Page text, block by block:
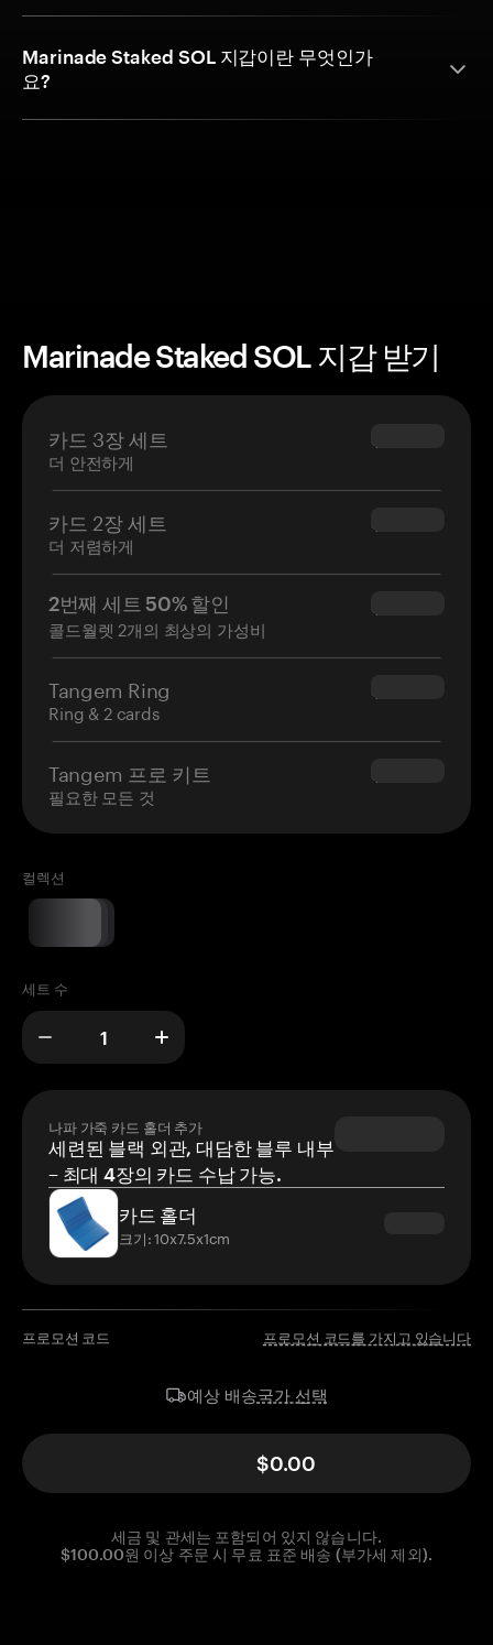
Marinade Staked SOL 지갑이란 무엇인가
요?
Marinade Staked SOL 지갑 받기
카드 3장 세트
더 안전하게
$69.90
카드 2장 세트
더 저렴하게
$54.90
2번째 세트 50% 할인
콜드월렛 2개의 최상의 가성비
$34.95
Tangem Ring
Ring & 2 cards
$160.00
Tangem 프로 키트
필요한 모든 것
$180.00
컬렉션
세트 수
나파 가죽 카드 홀더 추가
세련된 블랙 외관, 대담한 블루 내부
– 최대 4장의 카드 수납 가능.
카드 홀더
크기: 10x7.5x1cm
프로모션 코드 프로모션 코드를 가지고 있습니다
예상 배송국가 선택
$0.00
세금 및 관세는 포함되어 있지 않습니다.
$100.00원 이상 주문 시 무료 표준 배송 (부가세 제외).